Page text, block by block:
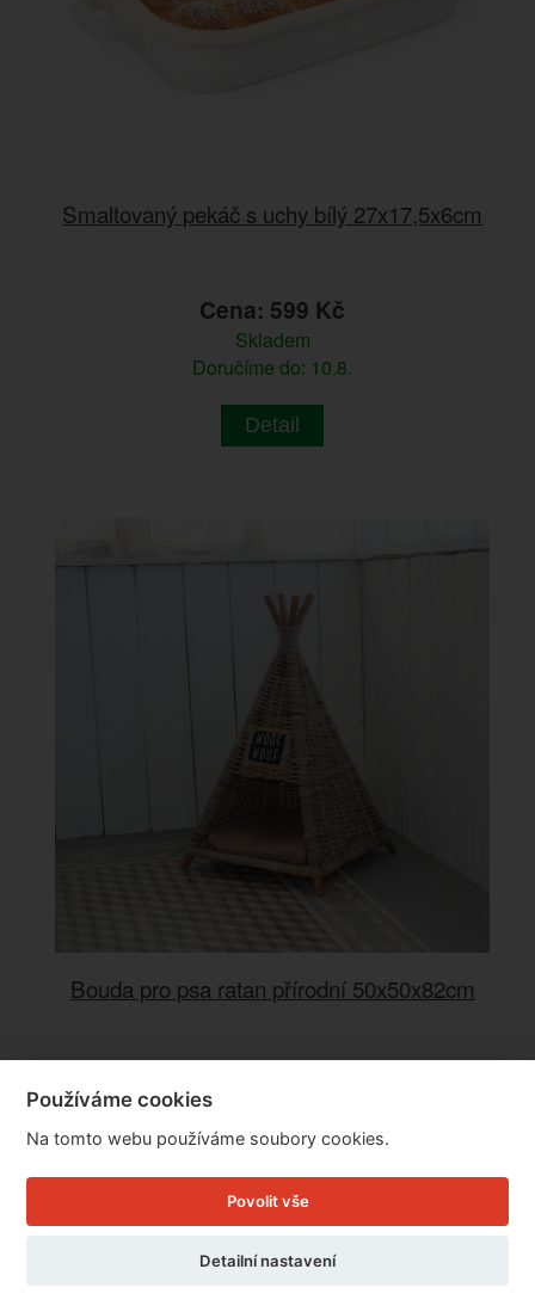
Smaltovaný pekáč s uchy bílý 27x17,5x6cm
Cena: 599 Kč
Skladem
Doručíme do: 10.8.
Detail
Bouda pro psa ratan přírodní 50x50x82cm
Doručíme do: 10.8.
Detail
Používáme cookies
Na tomto webu používáme soubory cookies.
Povolit vše
Detailní nastavení